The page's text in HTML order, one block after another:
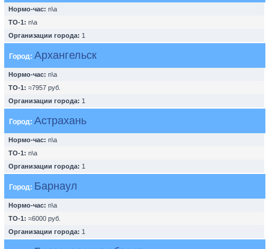
Нормо-час: n\a
ТО-1: n\a
Организации города: 1
Город: Архангельск
Нормо-час: n\a
ТО-1: ≈7957 руб.
Организации города: 1
Город: Астрахань
Нормо-час: n\a
ТО-1: n\a
Организации города: 1
Город: Барнаул
Нормо-час: n\a
ТО-1: ≈6000 руб.
Организации города: 1